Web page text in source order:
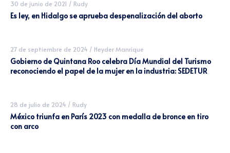
30 de junio de 2021 / Rudy
Es ley, en Hidalgo se aprueba despenalización del aborto
27 de septiembre de 2024 / Heyder Manrique
Gobierno de Quintana Roo celebra Día Mundial del Turismo
reconociendo el papel de la mujer en la industria: SEDETUR
28 de julio de 2024 / Rudy
México triunfa en París 2023 con medalla de bronce en tiro
con arco